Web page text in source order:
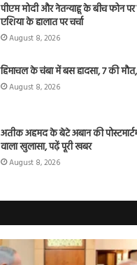
पीएम मोदी और नेतन्याहू के बीच फोन पर
एशिया के हालात पर चर्चा
August 8, 2026
हिमाचल के चंबा में बस हादसा, 7 की
August 8, 2026
अतीक अहमद के बेटे अबान की पोस्टमार्टम
वाला खुलासा, पढ़ें पूरी खबर
August 8, 2026